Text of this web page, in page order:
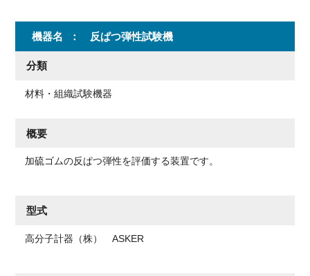
機器名 反ぱつ弾性試験機
分類
材料・組織試験機器
概要
加硫ゴムの反ぱつ弾性を評価する装置です。
型式
高分子計器（株） ASKER